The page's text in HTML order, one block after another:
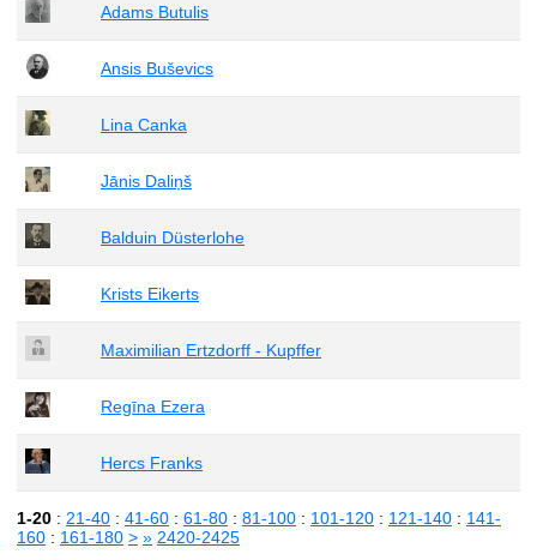
Adams Butulis
Ansis Buševics
Lina Canka
Jānis Daliņš
Balduin Düsterlohe
Krists Eikerts
Maximilian Ertzdorff - Kupffer
Regīna Ezera
Hercs Franks
1-20 : 21-40 : 41-60 : 61-80 : 81-100 : 101-120 : 121-140 : 141-
160 : 161-180 > » 2420-2425